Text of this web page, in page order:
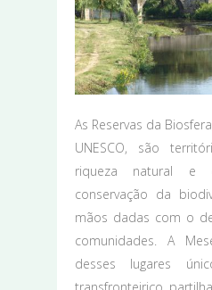
As Reservas da
UNESCO, são
riqueza natural e
conservação da
mãos dadas com o
comunidades. A
desses lugares